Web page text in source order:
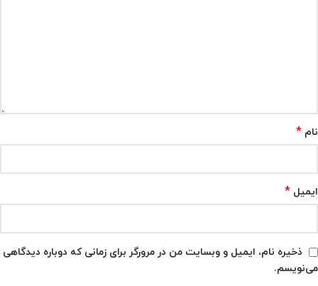
نام *
ایمیل *
ذخیره نام، ایمیل و وبسایت من در مرورگر برای زمانی که دوباره دیدگاهی
می‌نویسم.